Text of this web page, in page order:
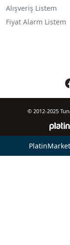
Alışveriş Listem
Fiyat Alarm Listem
© 2012-2025
PlatinMarket